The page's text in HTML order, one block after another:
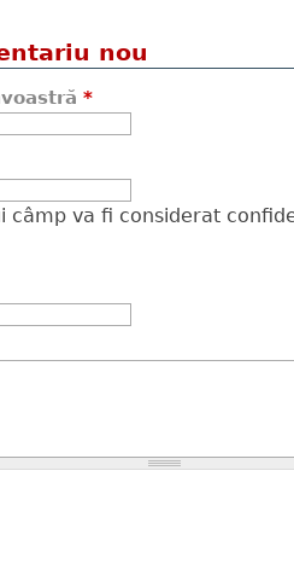
nou
*
câmp va fi considerat